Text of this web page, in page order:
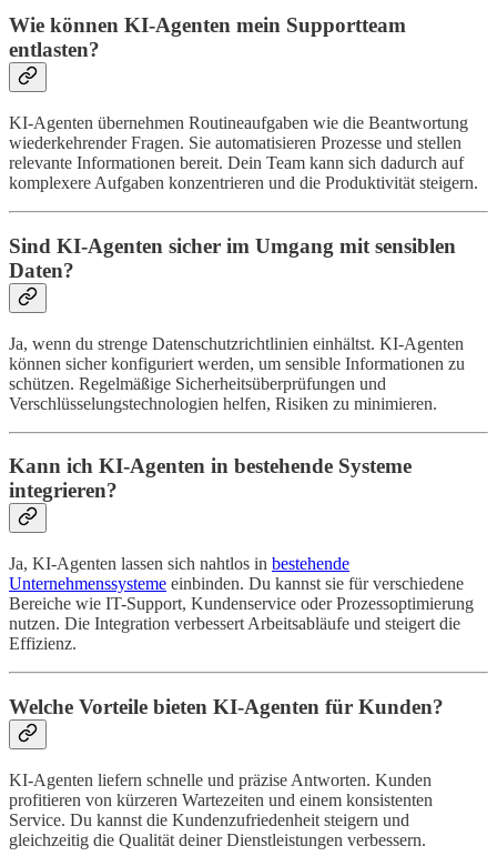
Wie können KI-Agenten mein Supportteam
entlasten?
KI-Agenten übernehmen Routineaufgaben wie die Beantwortung
wiederkehrender Fragen. Sie automatisieren Prozesse und stellen
relevante Informationen bereit. Dein Team kann sich dadurch auf
komplexere Aufgaben konzentrieren und die Produktivität steigern.
Sind KI-Agenten sicher im Umgang mit sensiblen
Daten?
Ja, wenn du strenge Datenschutzrichtlinien einhältst. KI-Agenten
können sicher konfiguriert werden, um sensible Informationen zu
schützen. Regelmäßige Sicherheitsüberprüfungen und
Verschlüsselungstechnologien helfen, Risiken zu minimieren.
Kann ich KI-Agenten in bestehende Systeme
integrieren?
Ja, KI-Agenten lassen sich nahtlos in bestehende
Unternehmenssysteme einbinden. Du kannst sie für verschiedene
Bereiche wie IT-Support, Kundenservice oder Prozessoptimierung
nutzen. Die Integration verbessert Arbeitsabläufe und steigert die
Effizienz.
Welche Vorteile bieten KI-Agenten für Kunden?
KI-Agenten liefern schnelle und präzise Antworten. Kunden
profitieren von kürzeren Wartezeiten und einem konsistenten
Service. Du kannst die Kundenzufriedenheit steigern und
gleichzeitig die Qualität deiner Dienstleistungen verbessern.